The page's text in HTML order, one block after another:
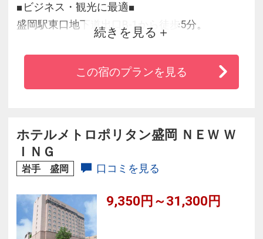
■ビジネス・観光に最適■
盛岡駅東口地下道出口B-1から徒歩5分。
県庁、市役所にも15分とビジネス街の近くにあ
り、
繁華街へも徒歩5分という好立地にございます。
2010年7月に内装、ベッドを全て一新。
素朴なふれあいを大切に、みなさまのご利用を
続きを見る
この宿のプランを見る
ホテルメトロポリタン盛岡 ＮＥＷ Ｗ
ＩＮＧ
岩手 盛岡 口コミを見る
9,350円～31,300円